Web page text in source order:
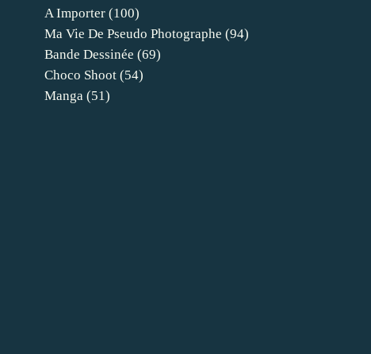
A Importer (100)
Ma Vie De Pseudo Photographe (94)
Bande Dessinée (69)
Choco Shoot (54)
Manga (51)